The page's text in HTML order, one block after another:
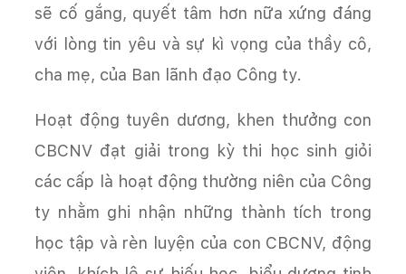
sẽ cố gắng, quyết tâm hơn nữa xứng đáng
với lòng tin yêu và sự kì vọng của thầy cô,
cha mẹ, của Ban lãnh đạo Công ty.
Hoạt động tuyên dương, khen thưởng con
CBCNV đạt giải trong kỳ thi học sinh giỏi
các cấp là hoạt động thường niên của Công
ty nhằm ghi nhận những thành tích trong
học tập và rèn luyện của con CBCNV, động